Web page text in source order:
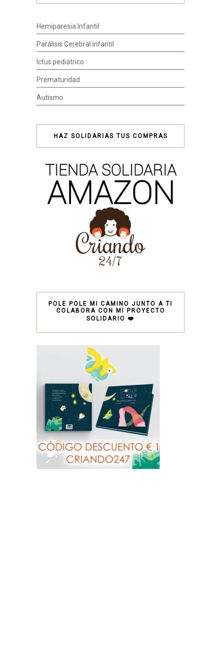
Hemiparesia Infantil
Parálisis Cerebral infantil
Ictus pediátrico
Prematuridad
Autismo
HAZ SOLIDARIAS TUS COMPRAS
POLE POLE MI CAMINO JUNTO A TI
COLABORA CON MI PROYECTO
SOLIDARIO ❤️